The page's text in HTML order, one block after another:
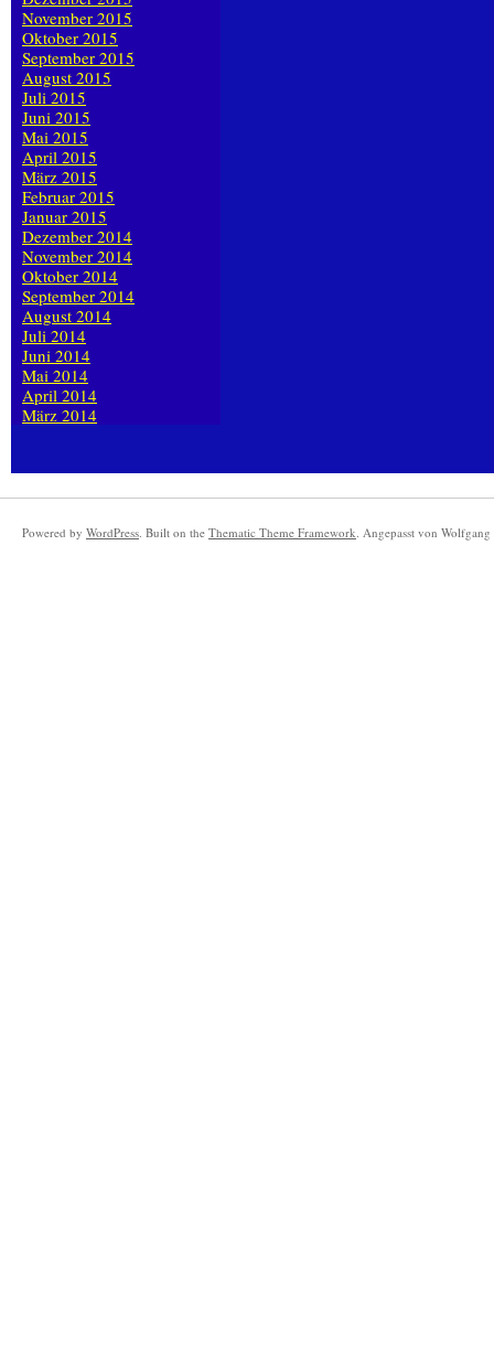
November 2015
Oktober 2015
September 2015
August 2015
Juli 2015
Juni 2015
Mai 2015
April 2015
März 2015
Februar 2015
Januar 2015
Dezember 2014
November 2014
Oktober 2014
September 2014
August 2014
Juli 2014
Juni 2014
Mai 2014
April 2014
März 2014
Powered by WordPress. Built on the Thematic Theme Framework. Angepasst von